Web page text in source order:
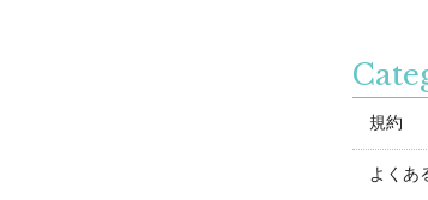
規約
よくあ